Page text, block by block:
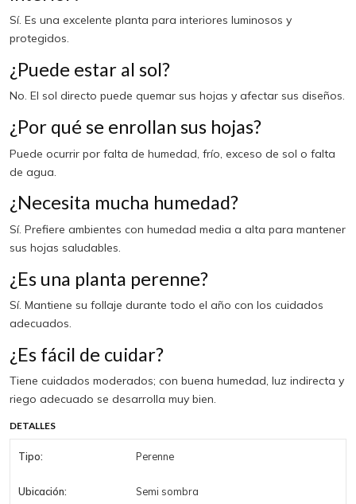
Sí. Es una excelente planta para interiores luminosos y
protegidos.
¿Puede estar al sol?
No. El sol directo puede quemar sus hojas y afectar sus diseños.
¿Por qué se enrollan sus hojas?
Puede ocurrir por falta de humedad, frío, exceso de sol o falta
de agua.
¿Necesita mucha humedad?
Sí. Prefiere ambientes con humedad media a alta para mantener
sus hojas saludables.
¿Es una planta perenne?
Sí. Mantiene su follaje durante todo el año con los cuidados
adecuados.
¿Es fácil de cuidar?
Tiene cuidados moderados; con buena humedad, luz indirecta y
riego adecuado se desarrolla muy bien.
DETALLES
Tipo: Perenne
Ubicación: Semi sombra